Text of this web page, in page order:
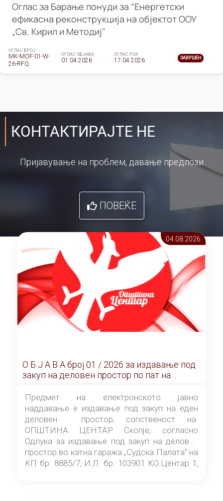
Оглас за Барање понуди за “Енергетски
ефикасна реконструкција на објектот ООУ
„Св. Кирил и Методиј"
ОГЛАС БРОЈ
MK-MOF-01-W-
26-RFQ.
ОГЛАС ОБЈАВА
01.04.2026
ОГЛАС РОК
17.04.2026 ЗАВРШЕН
КОНТАКТИРАЈТЕ НЕ
Пријавување на проблем, давање предлози
ПОВЕЌЕ
04.08 2026
О Б Ј А В А брoj 01 / 2026 за издавање под
закуп на деловен простор по пат на
ЕЛЕКТРОНСКО ЈАВНО НАДДАВАЊЕ
Предмет на електронското јавно
наддавање е издавање под закуп на еден
деловен простор, сопственост на
ОПШТИНА ЦЕНТАР Скопје, согласно
Одлука за издавање под закуп на деловен
простор во катна гаража „Судска Палата” на
КП бр. 8885/7, И.Л. бр. 103901 КО Центар 1,